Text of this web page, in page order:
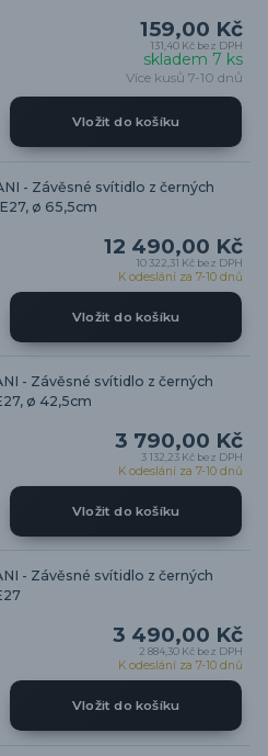
159,00 Kč
131,40 Kč bez DPH
skladem 7 ks
Více kusů 7-10 dnů
Vložit do košíku
- Závěsné svítidlo z černých
ø 65,5cm
12 490,00 Kč
10 322,31 Kč bez DPH
K odeslání za 7-10 dnů
Vložit do košíku
- Závěsné svítidlo z černých
ø 42,5cm
3 790,00 Kč
3 132,23 Kč bez DPH
K odeslání za 7-10 dnů
Vložit do košíku
- Závěsné svítidlo z černých
3 490,00 Kč
2 884,30 Kč bez DPH
K odeslání za 7-10 dnů
Vložit do košíku